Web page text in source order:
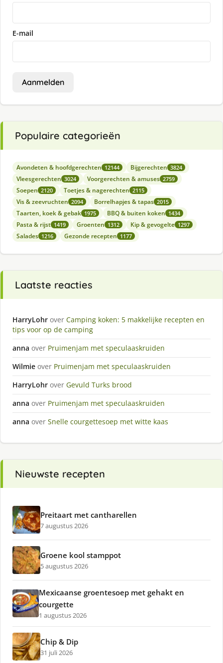
E-mail
Aanmelden
Populaire categorieën
Avondeten & hoofdgerechten 12144 Bijgerechten 3824
Vleesgerechten 3024 Voorgerechten & amuses 2759
Soepen 2120 Toetjes & nagerechten 2115
Vis & zeevruchten 2094 Borrelhapjes & tapas 2015
Taarten, koek & gebak 1975 BBQ & buiten koken 1434
Pasta & rijst 1419 Groenten 1312 Kip & gevogelte 1297
Salades 1216 Gezonde recepten 1177
Laatste reacties
HarryLohr over Camping koken: 5 makkelijke recepten en
tips voor op de camping
anna over Pruimenjam met speculaaskruiden
Wilmie over Pruimenjam met speculaaskruiden
HarryLohr over Gevuld Turks brood
anna over Pruimenjam met speculaaskruiden
anna over Snelle courgettesoep met witte kaas
Nieuwste recepten
Preitaart met cantharellen
7 augustus 2026
Groene kool stamppot
5 augustus 2026
Mexicaanse groentesoep met gehakt en
courgette
1 augustus 2026
Chip & Dip
31 juli 2026